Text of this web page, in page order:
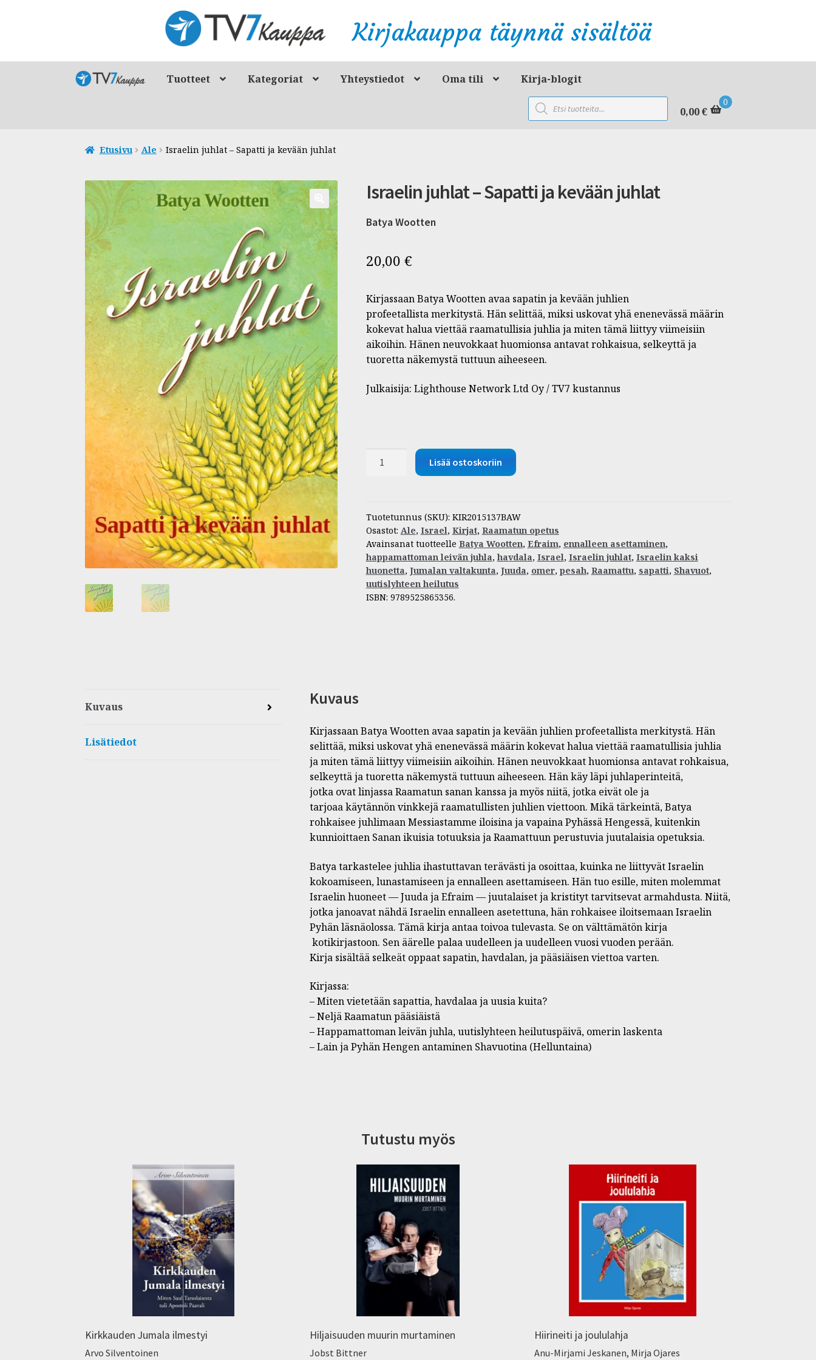
Kirjakauppa täynnä sisältöä
Tuotteet Kategoriat Yhteystiedot Oma tili
Kirja-blogit
Products
search 0,00€
0
Etusivu Ale Israelin juhlat – Sapatti ja kevään juhlat
Israelin juhlat – Sapatti ja kevään juhlat
Batya Wootten
20,00 €
Kirjassaan Batya Wootten avaa sapatin ja kevään juhlien
profeetallista merkitystä. Hän selittää, miksi uskovat yhä enenevässä määrin
kokevat halua viettää raamatullisia juhlia ja miten tämä liittyy viimeisiin
aikoihin. Hänen neuvokkaat huomionsa antavat rohkaisua, selkeyttä ja
tuoretta näkemystä tuttuun aiheeseen.
Julkaisija: Lighthouse Network Ltd Oy / TV7 kustannus
ja
kevään
juhlat
määrä
Lisää ostoskoriin
Tuotetunnus (SKU): KIR2015137BAW
Osastot: Ale, Israel, Kirjat, Raamatun opetus
Avainsanat tuotteelle Batya Wootten, Efraim, ennalleen asettaminen,
happamattoman leivän juhla,havdala, Israel, Israelin juhlat, Israelin kaksi
huonetta, Jumalan valtakunta, Juuda, omer, pesah, Raamattu, sapatti, Shavuot,
uutislyhteen heilutus
ISBN: 9789525865356.
Kuvaus
Lisätiedot
Kuvaus
Kirjassaan Batya Wootten avaa sapatin ja kevään juhlien profeetallista merkitystä. Hän
selittää, miksi uskovat yhä enenevässä määrin kokevat halua viettää raamatullisia juhlia
ja miten tämä liittyy viimeisiin aikoihin. Hänen neuvokkaat huomionsa antavat rohkaisua,
selkeyttä ja tuoretta näkemystä tuttuun aiheeseen. Hän käy läpi juhlaperinteitä,
jotka ovat linjassa Raamatun sanan kanssa ja myös niitä, jotka eivät ole ja
tarjoaa käytännön vinkkejä raamatullisten juhlien viettoon. Mikä tärkeintä, Batya
rohkaisee juhlimaan Messiastamme iloisina ja vapaina Pyhässä Hengessä, kuitenkin
kunnioittaen Sanan ikuisia totuuksia ja Raamattuun perustuvia juutalaisia opetuksia.
Batya tarkastelee juhlia ihastuttavan terävästi ja osoittaa, kuinka ne liittyvät Israelin
kokoamiseen, lunastamiseen ja ennalleen asettamiseen. Hän tuo esille, miten molemmat
Israelin huoneet — Juuda ja Efraim — juutalaiset ja kristityt tarvitsevat armahdusta. Niitä,
jotka janoavat nähdä Israelin ennalleen asetettuna, hän rohkaisee iloitsemaan Israelin
Pyhän läsnäolossa. Tämä kirja antaa toivoa tulevasta. Se on välttämätön kirja
kotikirjastoon. Sen äärelle palaa uudelleen ja uudelleen vuosi vuoden perään.
Kirja sisältää selkeät oppaat sapatin, havdalan, ja pääsiäisen viettoa varten.
Kirjassa:
– Miten vietetään sapattia, havdalaa ja uusia kuita?
– Neljä Raamatun pääsiäistä
– Happamattoman leivän juhla, uutislyhteen heilutuspäivä, omerin laskenta
– Lain ja Pyhän Hengen antaminen Shavuotina (Helluntaina)
Tutustu myös
Kirkkauden Jumala ilmestyi
Arvo Silventoinen
Hiljaisuuden muurin murtaminen
Jobst Bittner
Hiirineiti ja joululahja
Anu-Mirjami Jeskanen, Mirja Ojares